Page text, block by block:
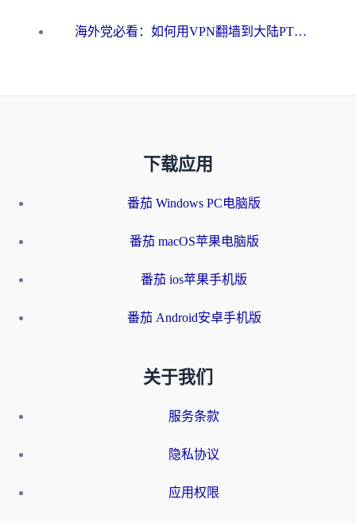
海外党必看：如何用VPN翻墙到大陆PTT？一篇解决你所有回国加速痛点
下载应用
番茄 Windows PC电脑版
番茄 macOS苹果电脑版
番茄 ios苹果手机版
番茄 Android安卓手机版
关于我们
服务条款
隐私协议
应用权限